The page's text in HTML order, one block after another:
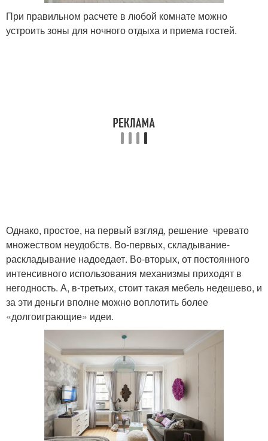
При правильном расчете в любой комнате можно
устроить зоны для ночного отдыха и приема гостей.
Однако, простое, на первый взгляд, решение чревато
множеством неудобств. Во-первых, складывание-
раскладывание надоедает. Во-вторых, от постоянного
интенсивного использования механизмы приходят в
негодность. А, в-третьих, стоит такая мебель недешево, и
за эти деньги вполне можно воплотить более
«долгоиграющие» идеи.